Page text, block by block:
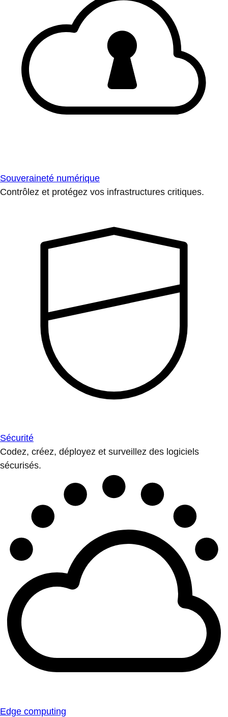
Souveraineté numérique
Contrôlez et protégez vos infrastructures critiques.
Sécurité
Codez, créez, déployez et surveillez des logiciels
sécurisés.
Edge computing